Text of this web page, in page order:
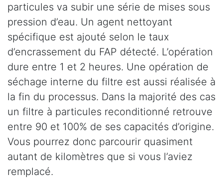
particules va subir une série de mises sous
pression d’eau. Un agent nettoyant
spécifique est ajouté selon le taux
d’encrassement du FAP détecté. L’opération
dure entre 1 et 2 heures. Une opération de
séchage interne du filtre est aussi réalisée à
la fin du processus. Dans la majorité des cas
un filtre à particules reconditionné retrouve
entre 90 et 100% de ses capacités d’origine.
Vous pourrez donc parcourir quasiment
autant de kilomètres que si vous l’aviez
remplacé.